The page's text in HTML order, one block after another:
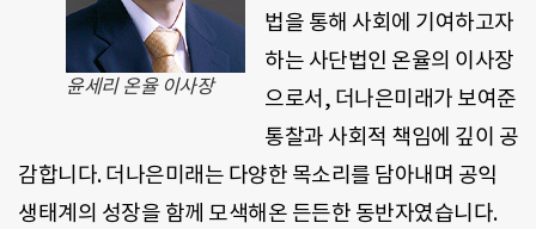
윤세리 온율 이사장
법을 통해 사회에 기여하고자
하는 사단법인 온율의 이사장
으로서, 더나은미래가 보여준
통찰과 사회적 책임에 깊이 공
감합니다. 더나은미래는 다양한 목소리를 담아내며 공익
생태계의 성장을 함께 모색해온 든든한 동반자였습니다.